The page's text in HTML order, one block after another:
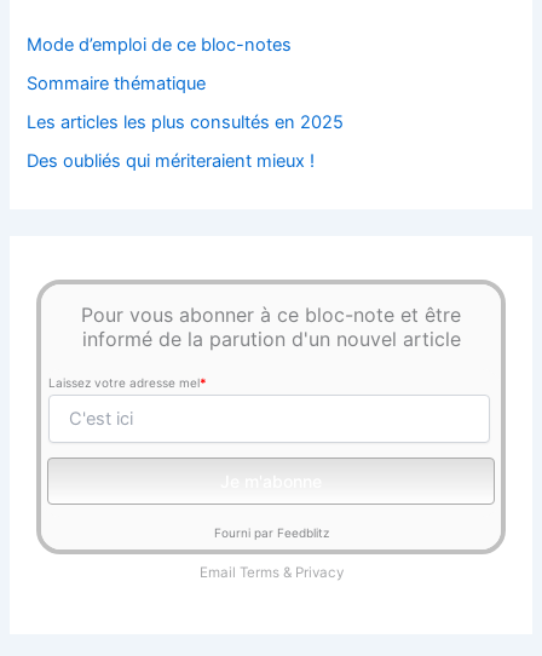
Mode d’emploi de ce bloc-notes
Sommaire thématique
Les articles les plus consultés en 2025
Des oubliés qui mériteraient mieux !
Pour vous abonner à ce bloc-note et être
informé de la parution d'un nouvel article
Laissez votre adresse mel*
Fourni par Feedblitz
Email Terms& Privacy